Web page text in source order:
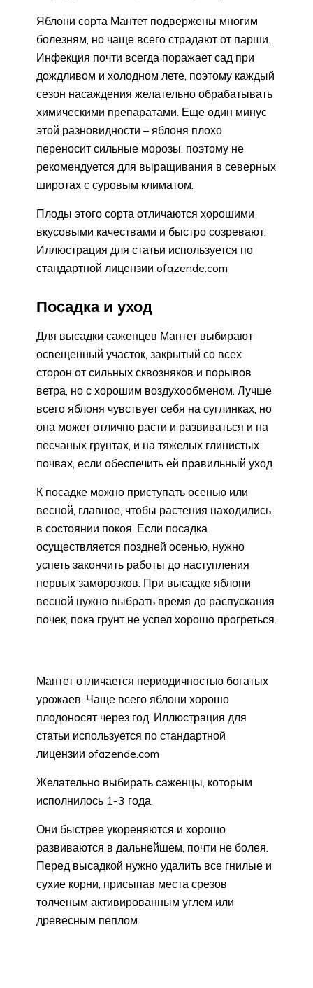
Яблони сорта Мантет подвержены многим
болезням, но чаще всего страдают от парши.
Инфекция почти всегда поражает сад при
дождливом и холодном лете, поэтому каждый
сезон насаждения желательно обрабатывать
химическими препаратами. Еще один минус
этой разновидности – яблоня плохо
переносит сильные морозы, поэтому не
рекомендуется для выращивания в северных
широтах с суровым климатом.
Плоды этого сорта отличаются хорошими
вкусовыми качествами и быстро созревают.
Иллюстрация для статьи используется по
стандартной лицензии ofazende.com
Посадка и уход
Для высадки саженцев Мантет выбирают
освещенный участок, закрытый со всех
сторон от сильных сквозняков и порывов
ветра, но с хорошим воздухообменом. Лучше
всего яблоня чувствует себя на суглинках, но
она может отлично расти и развиваться и на
песчаных грунтах, и на тяжелых глинистых
почвах, если обеспечить ей правильный уход.
К посадке можно приступать осенью или
весной, главное, чтобы растения находились
в состоянии покоя. Если посадка
осуществляется поздней осенью, нужно
успеть закончить работы до наступления
первых заморозков. При высадке яблони
весной нужно выбрать время до распускания
почек, пока грунт не успел хорошо прогреться.
Мантет отличается периодичностью богатых
урожаев. Чаще всего яблони хорошо
плодоносят через год. Иллюстрация для
статьи используется по стандартной
лицензии ofazende.com
Желательно выбирать саженцы, которым
исполнилось 1-3 года.
Они быстрее укореняются и хорошо
развиваются в дальнейшем, почти не болея.
Перед высадкой нужно удалить все гнилые и
сухие корни, присыпав места срезов
толченым активированным углем или
древесным пеплом.